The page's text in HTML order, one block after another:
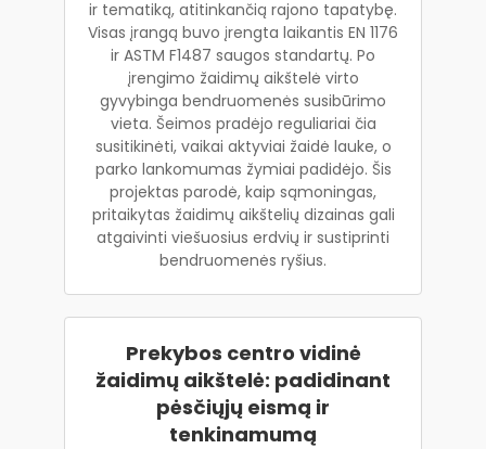
ir tematiką, atitinkančią rajono tapatybę.
Visas įrangą buvo įrengta laikantis EN 1176
ir ASTM F1487 saugos standartų. Po
įrengimo žaidimų aikštelė virto
gyvybinga bendruomenės susibūrimo
vieta. Šeimos pradėjo reguliariai čia
susitikinėti, vaikai aktyviai žaidė lauke, o
parko lankomumas žymiai padidėjo. Šis
projektas parodė, kaip sąmoningas,
pritaikytas žaidimų aikštelių dizainas gali
atgaivinti viešuosius erdvių ir sustiprinti
bendruomenės ryšius.
Prekybos centro vidinė
žaidimų aikštelė: padidinant
pėsčiųjų eismą ir
tenkinamumą